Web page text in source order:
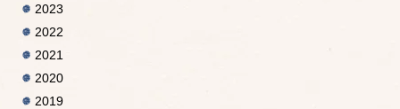
2023
2022
2021
2020
2019